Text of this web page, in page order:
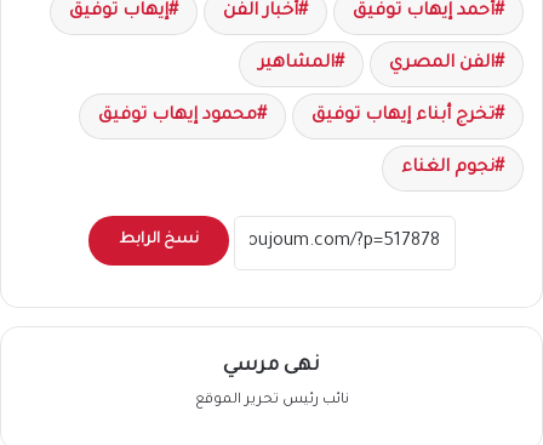
أحمد إيهاب توفيق أخبار الفن إيهاب توفيق
الفن المصري المشاهير
تخرج أبناء إيهاب توفيق محمود إيهاب توفيق
نجوم الغناء
نسخ الرابط
نهى مرسي
نائب رئيس تحرير الموقع